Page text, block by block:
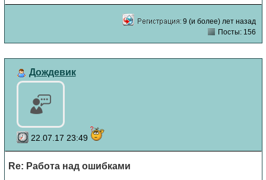
9 (и более) лет назад
Посты: 156
Дождевик
22.07.17 23:49
Re: Работа над ошибками